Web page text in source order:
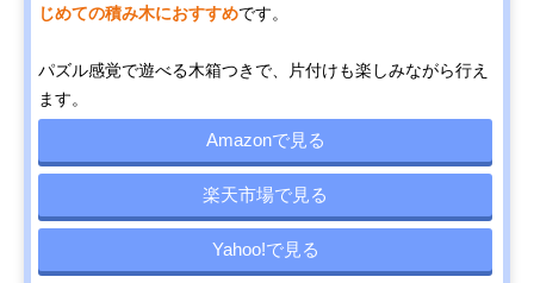
じめての積み木におすすめです。
パズル感覚で遊べる木箱つきで、片付けも楽しみながら行え
ます。
Amazonで見る
楽天市場で見る
Yahoo!で見る